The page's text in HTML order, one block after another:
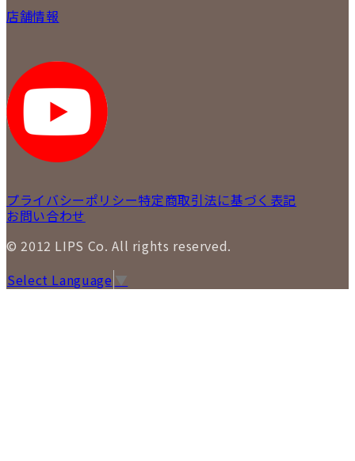
質について
返品について
各事業部の紹介
STAFFBLOG
SNS
店舗情報
LIPS 新宿店
LIPS 札幌パルコ店
LIPS 札幌白石店
LIPS 通信販売事業部
プライバシーポリシー特定商取引法に基づく表記
お問い合わせ
© 2012 LIPS Co. All rights reserved.
Select Language ▼